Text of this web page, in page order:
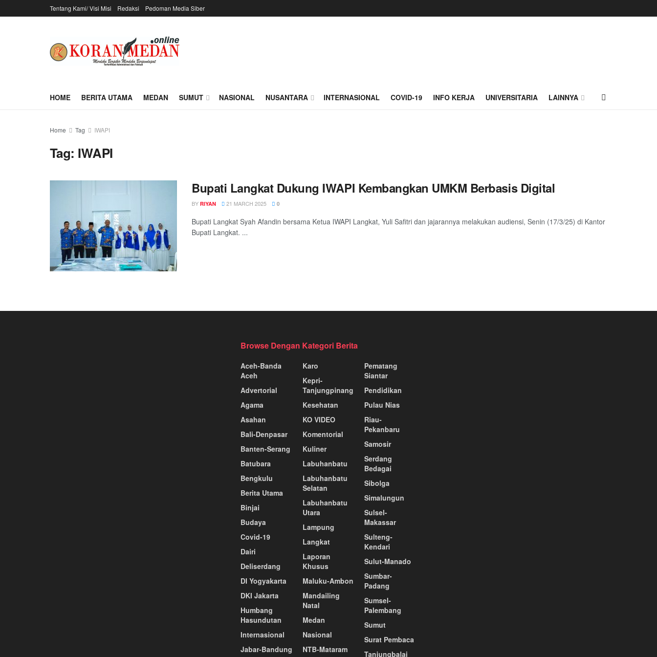
Tentang Kami/ Visi Misi Redaksi Pedoman Media Siber
HOME BERITA UTAMA MEDAN SUMUT NASIONAL NUSANTARA INTERNASIONAL COVID-19 INFO KERJA UNIVERSITARIA LAINNYA
Home Tag IWAPI
Tag: IWAPI
Bupati Langkat Dukung IWAPI Kembangkan UMKM Berbasis Digital
BY RIYAN 21 MARCH 2025 0
Bupati Langkat Syah Afandin bersama Ketua IWAPI Langkat, Yuli Safitri dan jajarannya melakukan audiensi, Senin (17/3/25) di Kantor
Bupati Langkat. ...
Browse Dengan Kategori Berita
Aceh-Banda
Aceh
Advertorial
Agama
Asahan
Bali-Denpasar
Banten-Serang
Batubara
Bengkulu
Berita Utama
Binjai
Budaya
Covid-19
Dairi
Deliserdang
DI Yogyakarta
DKI Jakarta
Humbang
Hasundutan
Internasional
Jabar-Bandung
Karo
Kepri-
Tanjungpinang
Kesehatan
KO VIDEO
Komentorial
Kuliner
Labuhanbatu
Labuhanbatu
Selatan
Labuhanbatu
Utara
Lampung
Langkat
Laporan
Khusus
Maluku-Ambon
Mandailing
Natal
Medan
Nasional
NTB-Mataram
Pematang
Siantar
Pendidikan
Pulau Nias
Riau-
Pekanbaru
Samosir
Serdang
Bedagai
Sibolga
Simalungun
Sulsel-
Makassar
Sulteng-
Kendari
Sulut-Manado
Sumbar-
Padang
Sumsel-
Palembang
Sumut
Surat Pembaca
Tanjungbalai